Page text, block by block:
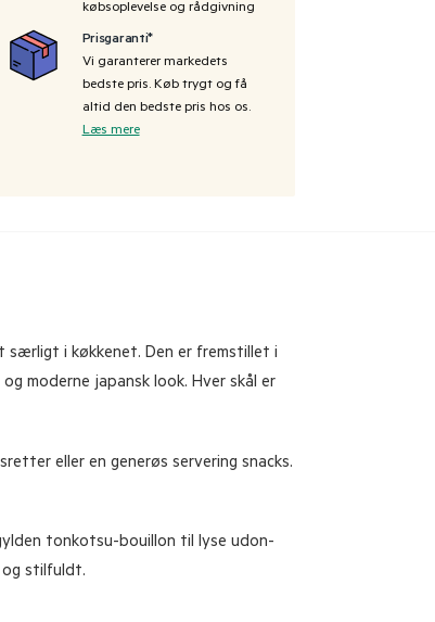
købsoplevelse og rådgivning
Prisgaranti*
Vi garanterer markedets
bedste pris. Køb trygt og få
altid den bedste pris hos os.
Læs mere
særligt i køkkenet. Den er fremstillet i
moderne japansk look. Hver skål er
eller en generøs servering snacks.
tonkotsu-bouillon til lyse udon-
og stilfuldt.